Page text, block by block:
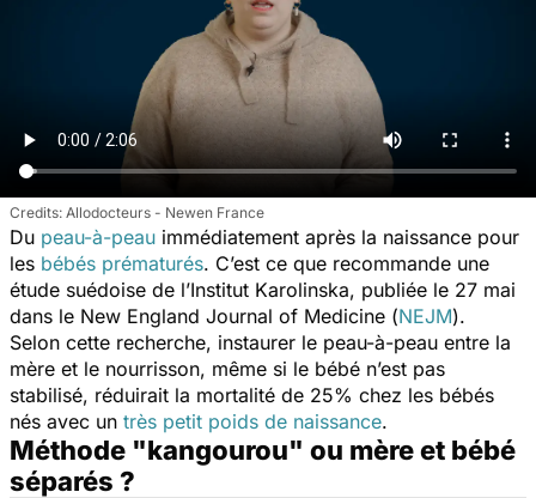
Allodocteurs - Newen France
Du peau-à-peau immédiatement après la naissance pour
les bébés prématurés. C’est ce que recommande une
étude suédoise de l’Institut Karolinska, publiée le 27 mai
dans le New England Journal of Medicine (NEJM).
Selon cette recherche, instaurer le peau-à-peau entre la
mère et le nourrisson, même si le bébé n’est pas
stabilisé, réduirait la mortalité de 25% chez les bébés
nés avec un très petit poids de naissance.
Méthode "kangourou" ou mère et bébé
séparés ?